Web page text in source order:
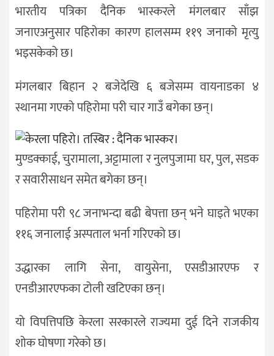
भारतीय पत्रिका दैनिक भास्करले मंगलबार साँझ
जनाएअनुसार पहिरोका कारण हालसम्म ११९ जनाको मृत्यु
भइसकेको छ।
मंगलबार बिहान २ बजेदेखि ६ बजेसम्म वायनाडका ४
स्थानमा गएको पहिरोमा परी चार गाउँ बगेका छन्।
मुण्डक्काई, चुरामाला, अट्टामाला र नुलपुजामा घर, पुल, सडक
र सवारीसाधन समेत बगेका छन्।
पहिरोमा परी ९८ जनाभन्दा बढी बेपत्ता छन् भने घाइते भएका
११६ जनालाई अस्पताल भर्ना गरिएको छ।
उद्धारका लागि सेना, वायुसेना, एसडीआरएफ र
एनडीआरएफका टोली खटिएका छन्।
यो विपत्तिपछि केरला सरकारले राज्यमा दुई दिने राजकीय
शोक घोषणा गरेको छ।